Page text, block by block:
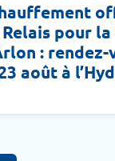
pour
: rendez-
août à